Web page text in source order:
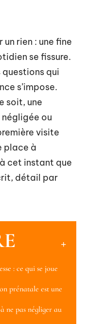
rien : une fine
se fissure.
qui
s’impose.
soit, une
négligée ou
visite
place à
cet instant que
détail par
: ce qui se joue
prénatale est une
ne pas négliger au